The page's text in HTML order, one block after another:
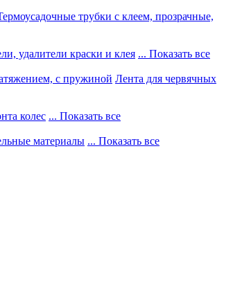
трубки с клеем, прозрачные,
удалители краски и клея ... Показать все
с пружиной Лента для червячных
колес ... Показать все
материалы ... Показать все